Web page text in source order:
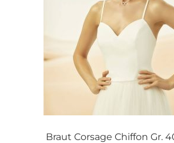
Braut Corsage Chiffon Gr.